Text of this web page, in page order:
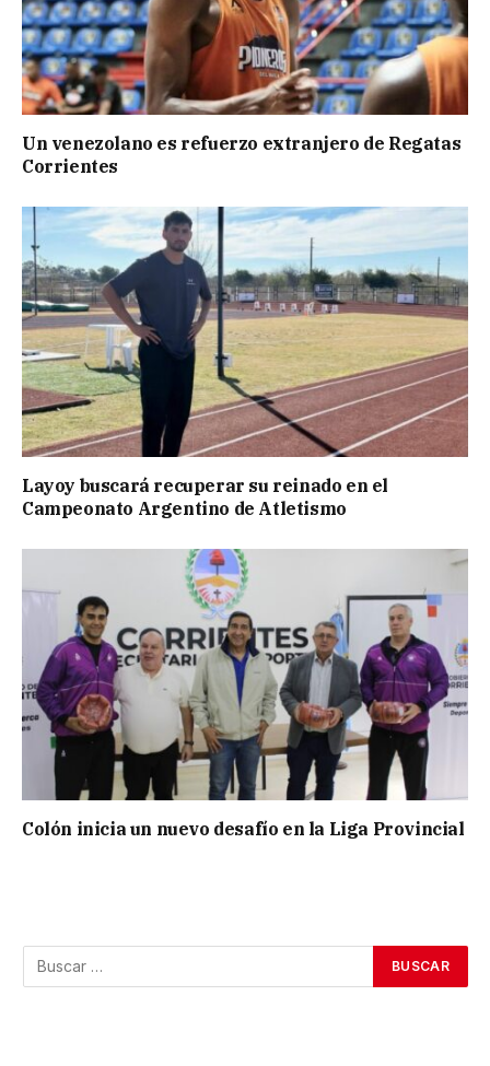
Un venezolano es refuerzo extranjero de Regatas
Corrientes
Layoy buscará recuperar su reinado en el
Campeonato Argentino de Atletismo
Colón inicia un nuevo desafío en la Liga Provincial